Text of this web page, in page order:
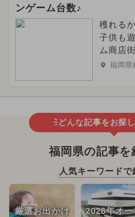
ンゲーム台数♪
穫れる
子供も
ム商店
福岡県
どんな記事をお探
福岡県の記事を
人気キーワードで
厳選お出かけ
2026年オ